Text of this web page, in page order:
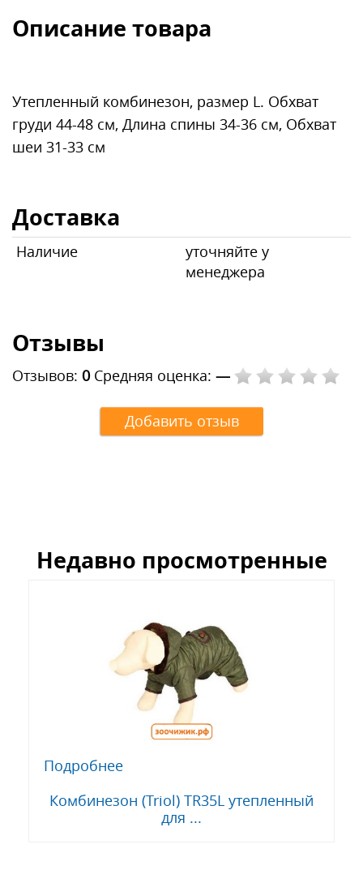
Описание товара
Утепленный комбинезон, размер L. Обхват
груди 44-48 см, Длина спины 34-36 см, Обхват
шеи 31-33 см
Доставка
Наличие
уточняйте у
менеджера
Отзывы
Отзывов: 0 Средняя оценка: —
Добавить отзыв
Недавно просмотренные
Подробнее
Комбинезон (Triol) TR35L утепленный
для ...